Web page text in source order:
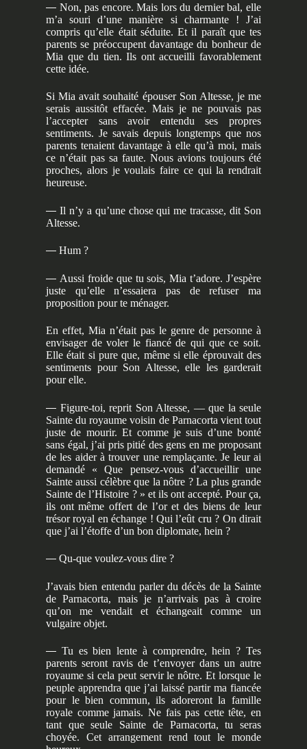
— Non, pas encore. Mais lors du dernier bal, elle
m’a souri d’une manière si charmante ! J’ai
compris qu’elle était séduite. Et il paraît que tes
parents se préoccupent davantage du bonheur de
Mia que du tien. Ils ont accueilli favorablement
cette idée.
Si Mia avait souhaité épouser Son Altesse, je me
serais aussitôt effacée. Mais je ne pouvais pas
l’accepter sans avoir entendu ses propres
sentiments. Je savais depuis longtemps que nos
parents tenaient davantage à elle qu’à moi, mais
ce n’était pas sa faute. Nous avions toujours été
proches, alors je voulais faire ce qui la rendrait
heureuse.
— Il n’y a qu’une chose qui me tracasse, dit Son
Altesse.
— Hum ?
— Aussi froide que tu sois, Mia t’adore. J’espère
juste qu’elle n’essaiera pas de refuser ma
proposition pour te ménager.
En effet, Mia n’était pas le genre de personne à
envisager de voler le fiancé de qui que ce soit.
Elle était si pure que, même si elle éprouvait des
sentiments pour Son Altesse, elle les garderait
pour elle.
— Figure-toi, reprit Son Altesse, — que la seule
Sainte du royaume voisin de Parnacorta vient tout
juste de mourir. Et comme je suis d’une bonté
sans égal, j’ai pris pitié des gens en me proposant
de les aider à trouver une remplaçante. Je leur ai
demandé « Que pensez-vous d’accueillir une
Sainte aussi célèbre que la nôtre ? La plus grande
Sainte de l’Histoire ? » et ils ont accepté. Pour ça,
ils ont même offert de l’or et des biens de leur
trésor royal en échange ! Qui l’eût cru ? On dirait
que j’ai l’étoffe d’un bon diplomate, hein ?
— Qu-que voulez-vous dire ?
J’avais bien entendu parler du décès de la Sainte
de Parnacorta, mais je n’arrivais pas à croire
qu’on me vendait et échangeait comme un
vulgaire objet.
— Tu es bien lente à comprendre, hein ? Tes
parents seront ravis de t’envoyer dans un autre
royaume si cela peut servir le nôtre. Et lorsque le
peuple apprendra que j’ai laissé partir ma fiancée
pour le bien commun, ils adoreront la famille
royale comme jamais. Ne fais pas cette tête, en
tant que seule Sainte de Parnacorta, tu seras
choyée. Cet arrangement rend tout le monde